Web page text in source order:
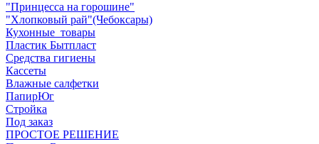
"Принцесса на горошине"
"Хлопковый рай"(Чебоксары)
Кухонные_товары
Пластик Бытпласт
Средства гигиены
Кассеты
Влажные салфетки
ПапирЮг
Стройка
Под заказ
ПРОСТОЕ РЕШЕНИЕ